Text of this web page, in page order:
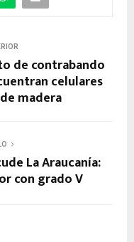
de contrabando
celulares
madera
La Araucanía:
con grado V